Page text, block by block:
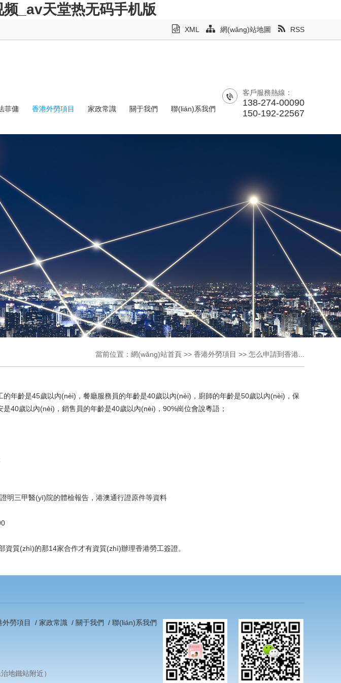
_av天堂热无码手机版
XML 網(wǎng)站地圖 RSS
菲傭 香港外勞項目 家政常識 關于我們 聯(lián)系我們
客戶服務熱線：
138-274-00090
150-192-22567
當前位置： 網(wǎng)站首頁 >> 香港外勞項目 >> 怎么申請到香港...
年齡是45歲以內(nèi)，餐廳服務員的年齡是40歲以內(nèi)，廚師的年齡是50歲以內(nèi)，保
歲以內(nèi)，銷售員的年齡是40歲以內(nèi)，90%崗位會說粵語；
明三甲醫(yī)院的體檢報告，港澳通行證原件等資料
(zhì)的那14家合作才有資質(zhì)辦理香港勞工簽證。
外勞項目 / 家政常識 / 關于我們 / 聯(lián)系我們
地鐵站附近）